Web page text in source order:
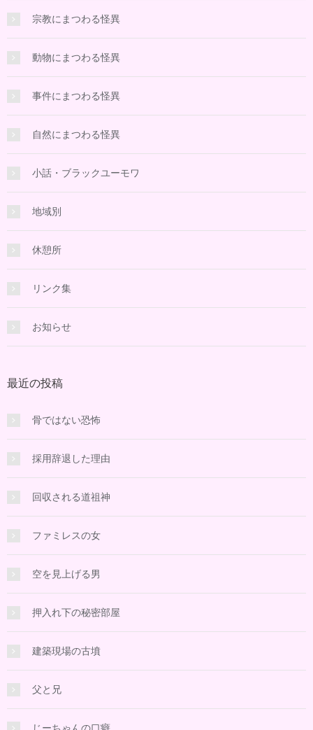
宗教にまつわる怪異
動物にまつわる怪異
事件にまつわる怪異
自然にまつわる怪異
小話・ブラックユーモワ
地域別
休憩所
リンク集
お知らせ
最近の投稿
骨ではない恐怖
採用辞退した理由
回収される道祖神
ファミレスの女
空を見上げる男
押入れ下の秘密部屋
建築現場の古墳
父と兄
じーちゃんの口癖